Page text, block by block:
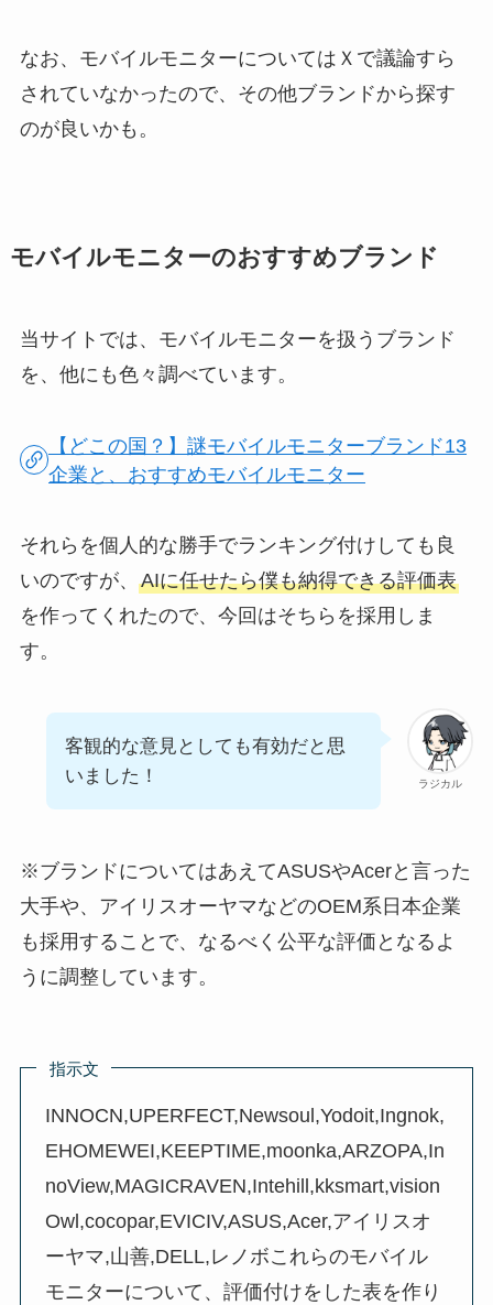
なお、モバイルモニターについてはＸで議論すら
されていなかったので、その他ブランドから探す
のが良いかも。
モバイルモニターのおすすめブランド
当サイトでは、モバイルモニターを扱うブランド
を、他にも色々調べています。
【どこの国？】謎モバイルモニターブランド13
企業と、おすすめモバイルモニター
それらを個人的な勝手でランキング付けしても良
いのですが、 AIに任せたら僕も納得できる評価表
を作ってくれたので、今回はそちらを採用しま
す。
ラジカル
客観的な意見としても有効だと思
いました！
※ブランドについてはあえてASUSやAcerと言った
大手や、アイリスオーヤマなどのOEM系日本企業
も採用することで、なるべく公平な評価となるよ
うに調整しています。
指示文
INNOCN,UPERFECT,Newsoul,Yodoit,Ingnok,
EHOMEWEI,KEEPTIME,moonka,ARZOPA,In
noView,MAGICRAVEN,Intehill,kksmart,vision
Owl,cocopar,EVICIV,ASUS,Acer,アイリスオ
ーヤマ,山善,DELL,レノボこれらのモバイル
モニターについて、評価付けをした表を作り